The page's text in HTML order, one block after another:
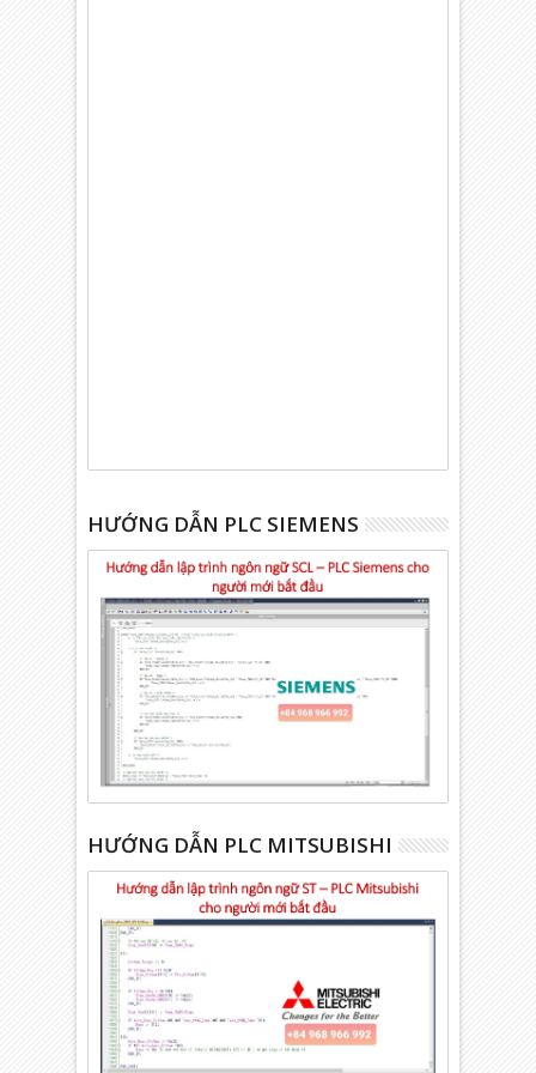
HƯỚNG DẪN PLC SIEMENS
HƯỚNG DẪN PLC MITSUBISHI